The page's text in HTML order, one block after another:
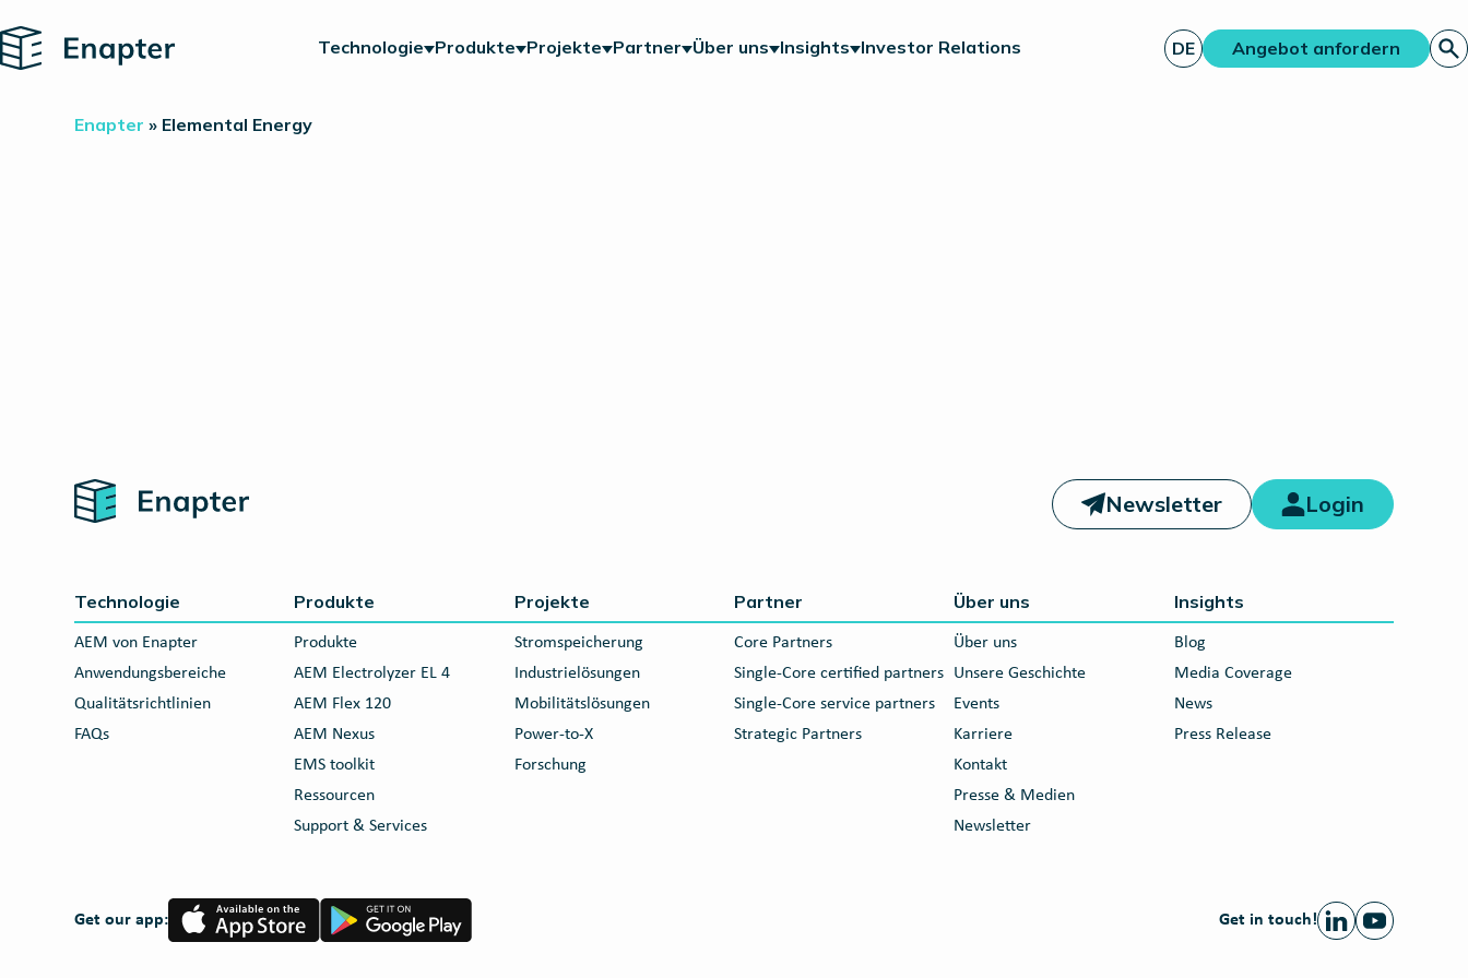
Home Technologie Produkte Projekte Partner Über uns Insights Investor Relations DE Angebot anfordern
Enapter » Elemental Energy
Home
Newsletter Login
Technologie
AEM von Enapter
Anwendungsbereiche
Qualitätsrichtlinien
FAQs
Produkte
Produkte
AEM Electrolyzer EL 4
AEM Flex 120
AEM Nexus
EMS toolkit
Ressourcen
Support & Services
Projekte
Stromspeicherung
Industrielösungen
Mobilitätslösungen
Power-to-X
Forschung
Partner
Core Partners
Single-Core certified partners
Single-Core service partners
Strategic Partners
Über uns
Über uns
Unsere Geschichte
Events
Karriere
Kontakt
Presse & Medien
Newsletter
Insights
Blog
Media Coverage
News
Press Release
Get our app:
App
Store
Google
Play
Get in touch!